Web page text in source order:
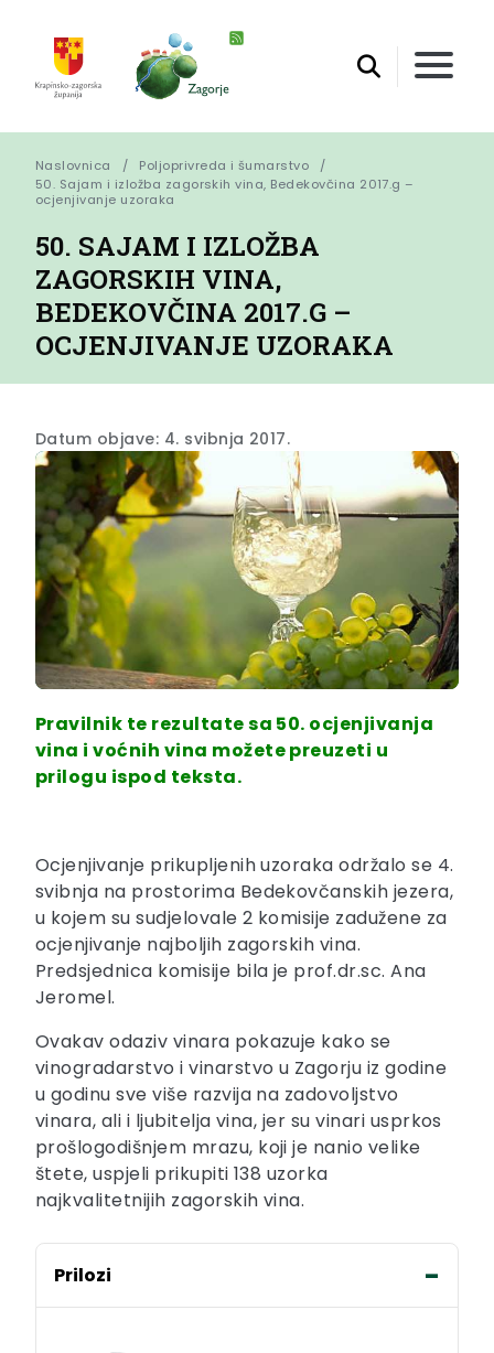
Naslovnica
Poljoprivreda i šumarstvo
50. Sajam i izložba zagorskih vina, Bedekovčina 2017.g –
ocjenjivanje uzoraka
50. SAJAM I IZLOŽBA
ZAGORSKIH VINA,
BEDEKOVČINA 2017.G –
OCJENJIVANJE UZORAKA
Datum objave: 4. svibnja 2017.
Pravilnik te rezultate sa 50. ocjenjivanja
vina i voćnih vina možete preuzeti u
prilogu ispod teksta.
Ocjenjivanje prikupljenih uzoraka održalo se 4.
svibnja na prostorima Bedekovčanskih jezera,
u kojem su sudjelovale 2 komisije zadužene za
ocjenjivanje najboljih zagorskih vina.
Predsjednica komisije bila je prof.dr.sc. Ana
Jeromel.
Ovakav odaziv vinara pokazuje kako se
vinogradarstvo i vinarstvo u Zagorju iz godine
u godinu sve više razvija na zadovoljstvo
vinara, ali i ljubitelja vina, jer su vinari usprkos
prošlogodišnjem mrazu, koji je nanio velike
štete, uspjeli prikupiti 138 uzorka
najkvalitetnijih zagorskih vina.
Prilozi